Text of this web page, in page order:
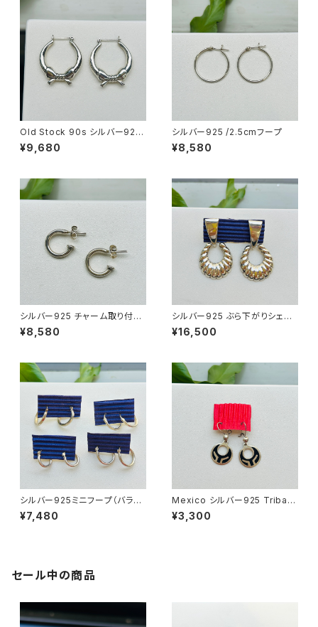
Old Stock 90s シルバー925
リボンフープピアス
¥9,680
シルバー925 /2.5cmフープ
¥8,580
シルバー925 チャーム取り付け
可能なミニフープ
¥8,580
シルバー925 ぶら下がりシェル
フープ
¥16,500
シルバー925ミニフープ（バラ売
り）
¥7,480
Mexico シルバー925 Tribal
サークルぶら下がりピアス
¥3,300
セール中の商品